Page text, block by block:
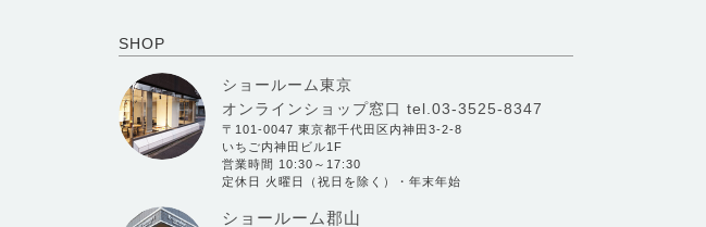
SHOP
ショールーム東京
オンラインショップ窓口 tel.03-3525-8347
〒101-0047 東京都千代田区内神田3-2-8
いちご内神田ビル1F
営業時間 10:30～17:30
定休日 火曜日（祝日を除く）・年末年始
ショールーム郡山